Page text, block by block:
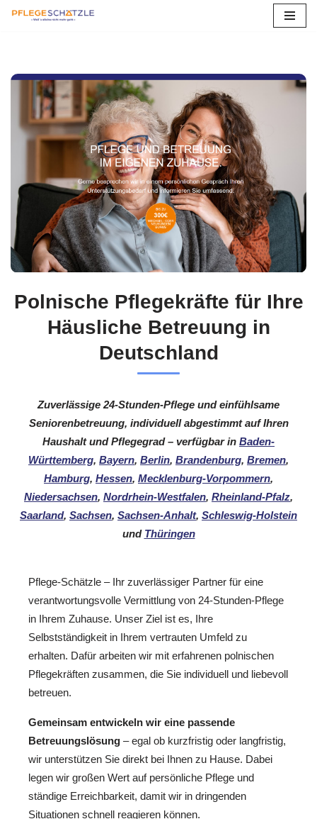
springen
Polnische Pflegekräfte für Ihre
Häusliche Betreuung in
Deutschland
Zuverlässige 24-Stunden-Pflege und einfühlsame
Seniorenbetreuung, individuell abgestimmt auf Ihren
Haushalt und Pflegegrad – verfügbar in Baden-
Württemberg, Bayern, Berlin, Brandenburg, Bremen,
Hamburg, Hessen, Mecklenburg-Vorpommern,
Niedersachsen, Nordrhein-Westfalen, Rheinland-Pfalz,
Saarland, Sachsen, Sachsen-Anhalt, Schleswig-Holstein
und Thüringen
Pflege-Schätzle – Ihr zuverlässiger Partner für eine
verantwortungsvolle Vermittlung von 24-Stunden-Pflege
in Ihrem Zuhause. Unser Ziel ist es, Ihre
Selbstständigkeit in Ihrem vertrauten Umfeld zu
erhalten. Dafür arbeiten wir mit erfahrenen polnischen
Pflegekräften zusammen, die Sie individuell und liebevoll
betreuen.
Gemeinsam entwickeln wir eine passende
Betreuungslösung – egal ob kurzfristig oder langfristig,
wir unterstützen Sie direkt bei Ihnen zu Hause. Dabei
legen wir großen Wert auf persönliche Pflege und
ständige Erreichbarkeit, damit wir in dringenden
Situationen schnell reagieren können.